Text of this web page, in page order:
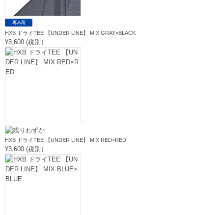
HXB ドライTEE 【UNDER LINE】 MIX GRAY×BLACK
¥3,600 (税別）
HXB ドライTEE 【UNDER LINE】 MIX RED×RED
¥3,600 (税別）